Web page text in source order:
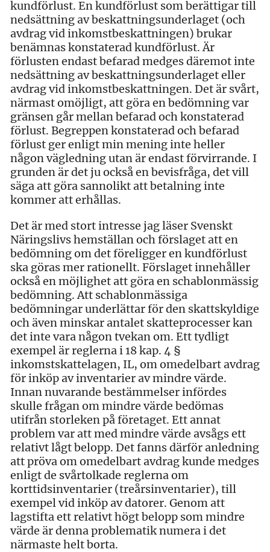
kundförlust. En kundförlust som berättigar till
nedsättning av beskattningsunderlaget (och
avdrag vid inkomstbeskattningen) brukar
benämnas konstaterad kundförlust. Är
förlusten endast befarad medges däremot inte
nedsättning av beskattningsunderlaget eller
avdrag vid inkomstbeskattningen. Det är svårt,
närmast omöjligt, att göra en bedömning var
gränsen går mellan befarad och konstaterad
förlust. Begreppen konstaterad och befarad
förlust ger enligt min mening inte heller
någon vägledning utan är endast förvirrande. I
grunden är det ju också en bevisfråga, det vill
säga att göra sannolikt att betalning inte
kommer att erhållas.
Det är med stort intresse jag läser Svenskt
Näringslivs hemställan och förslaget att en
bedömning om det föreligger en kundförlust
ska göras mer rationellt. Förslaget innehåller
också en möjlighet att göra en schablonmässig
bedömning. Att schablonmässiga
bedömningar underlättar för den skattskyldige
och även minskar antalet skatteprocesser kan
det inte vara någon tvekan om. Ett tydligt
exempel är reglerna i 18 kap. 4 §
inkomstskattelagen, IL, om omedelbart avdrag
för inköp av inventarier av mindre värde.
Innan nuvarande bestämmelser infördes
skulle frågan om mindre värde bedömas
utifrån storleken på företaget. Ett annat
problem var att med mindre värde avsågs ett
relativt lågt belopp. Det fanns därför anledning
att pröva om omedelbart avdrag kunde medges
enligt de svårtolkade reglerna om
korttidsinventarier (treårsinventarier), till
exempel vid inköp av datorer. Genom att
lagstifta ett relativt högt belopp som mindre
värde är denna problematik numera i det
närmaste helt borta.